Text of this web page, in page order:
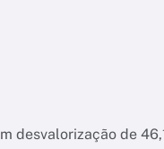
desvalorização de